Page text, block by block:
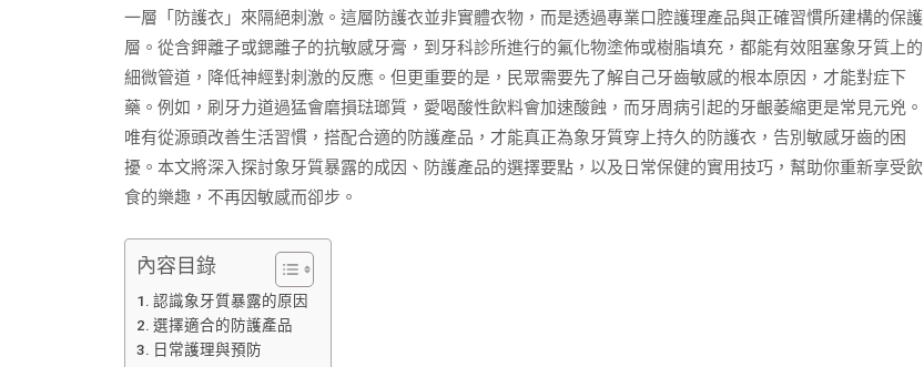
一層「防護衣」來隔絕刺激。這層防護衣並非實體衣物，而是透過專業口腔護理產品與正確習慣所建構的保護
層。從含鉀離子或鍶離子的抗敏感牙膏，到牙科診所進行的氟化物塗佈或樹脂填充，都能有效阻塞象牙質上的
細微管道，降低神經對刺激的反應。但更重要的是，民眾需要先了解自己牙齒敏感的根本原因，才能對症下
藥。例如，刷牙力道過猛會磨損琺瑯質，愛喝酸性飲料會加速酸蝕，而牙周病引起的牙齦萎縮更是常見元兇。
唯有從源頭改善生活習慣，搭配合適的防護產品，才能真正為象牙質穿上持久的防護衣，告別敏感牙齒的困
擾。本文將深入探討象牙質暴露的成因、防護產品的選擇要點，以及日常保健的實用技巧，幫助你重新享受飲
食的樂趣，不再因敏感而卻步。
內容目錄
認識象牙質暴露的原因
選擇適合的防護產品
日常護理與預防